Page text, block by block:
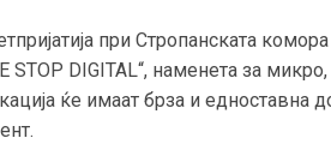
при Стропанската
DIGITAL“, наменета за
ќе имаат брза и едноставна